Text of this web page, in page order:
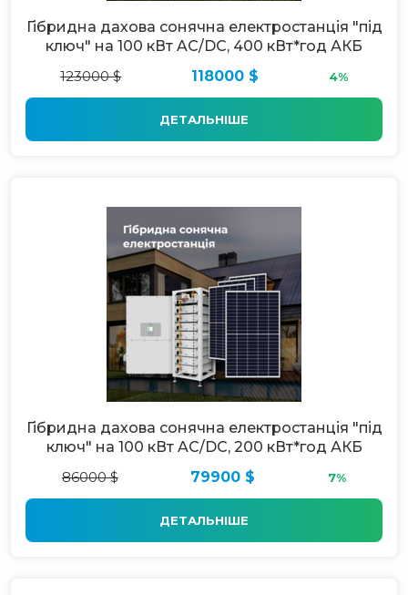
Гібридна дахова сонячна електростанція "під
ключ" на 100 кВт AC/DC, 400 кВт*год АКБ
123000 $
118000 $ 4%
ДЕТАЛЬНІШЕ
Гібридна дахова сонячна електростанція "під
ключ" на 100 кВт AC/DC, 200 кВт*год АКБ
86000 $
79900 $ 7%
ДЕТАЛЬНІШЕ